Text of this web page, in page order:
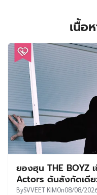
เนื้อ
ยองฮุน THE BOYZ
Actors ต้นสังกัดเดี
BySVVEET KIMOn08/08/